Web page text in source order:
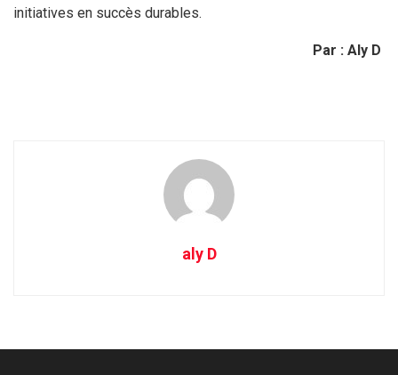
initiatives en succès durables.
Par : Aly D
aly D